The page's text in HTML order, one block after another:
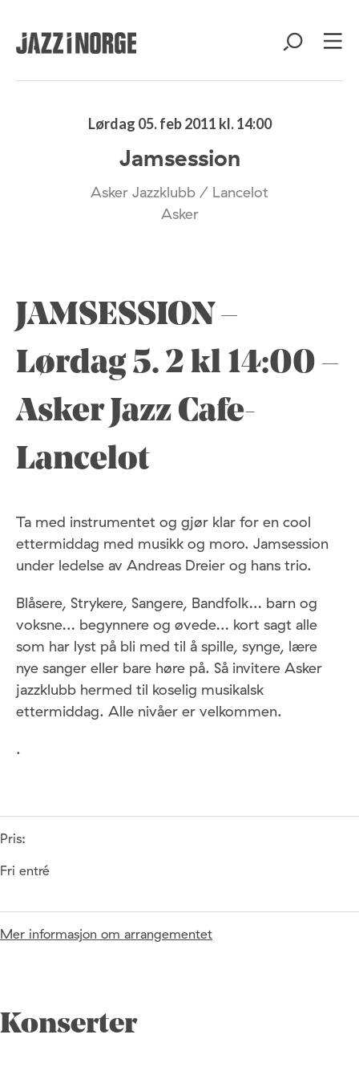
Lørdag 05. feb 2011 kl. 14:00
Jamsession
Asker Jazzklubb / Lancelot
Asker
JAMSESSION –
Lørdag 5. 2 kl 14:00 –
Asker Jazz Cafe-
Lancelot
Ta med instrumentet og gjør klar for en cool
ettermiddag med musikk og moro. Jamsession
under ledelse av Andreas Dreier og hans trio.
Blåsere, Strykere, Sangere, Bandfolk… barn og
voksne… begynnere og øvede… kort sagt alle
som har lyst på bli med til å spille, synge, lære
nye sanger eller bare høre på. Så invitere Asker
jazzklubb hermed til koselig musikalsk
ettermiddag. Alle nivåer er velkommen.
.
Pris:
Fri entré
Mer informasjon om arrangementet
Konserter